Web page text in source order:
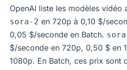
OpenAI liste les modèles vidéo
sora-2 en 720p à 0,10 $/
0,05 $/seconde en Batch.
$/seconde en 720p, 0,50 $ en
1080p. En Batch, ces prix sont